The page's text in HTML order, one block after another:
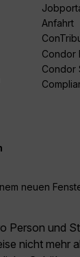
Anfahrt
Condor
Condor
neuen
Person und
nicht mehr